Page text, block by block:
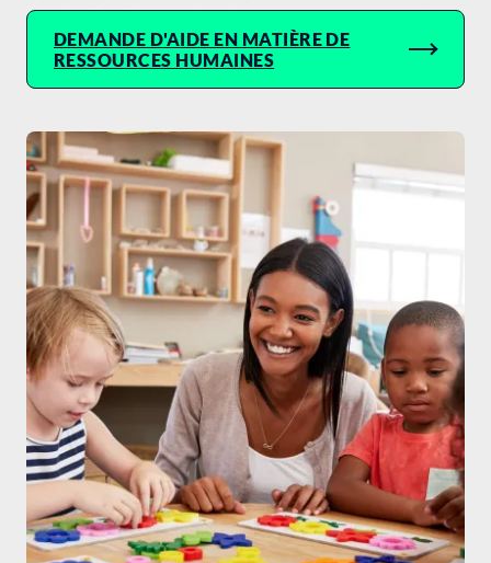
DEMANDE D'AIDE EN MATIÈRE DE
RESSOURCES HUMAINES